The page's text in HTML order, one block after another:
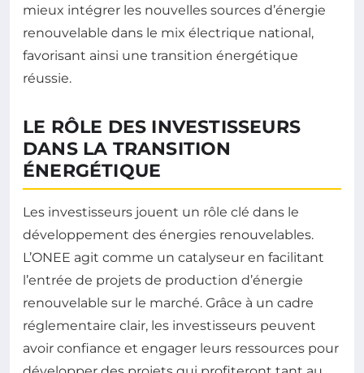
mieux intégrer les nouvelles sources d’énergie
renouvelable dans le mix électrique national,
favorisant ainsi une transition énergétique
réussie.
LE RÔLE DES INVESTISSEURS
DANS LA TRANSITION
ÉNERGÉTIQUE
Les investisseurs jouent un rôle clé dans le
développement des énergies renouvelables.
L’ONEE agit comme un catalyseur en facilitant
l’entrée de projets de production d’énergie
renouvelable sur le marché. Grâce à un cadre
réglementaire clair, les investisseurs peuvent
avoir confiance et engager leurs ressources pour